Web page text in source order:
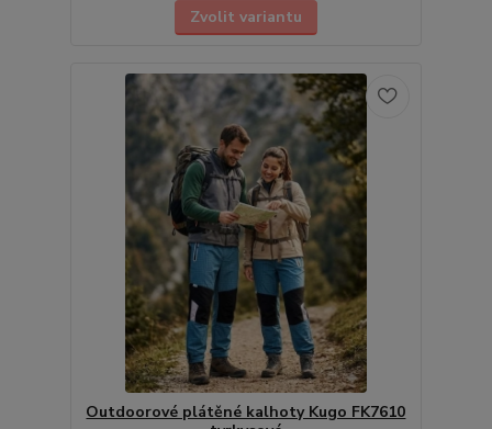
Zvolit variantu
Outdoorové plátěné kalhoty Kugo FK7610